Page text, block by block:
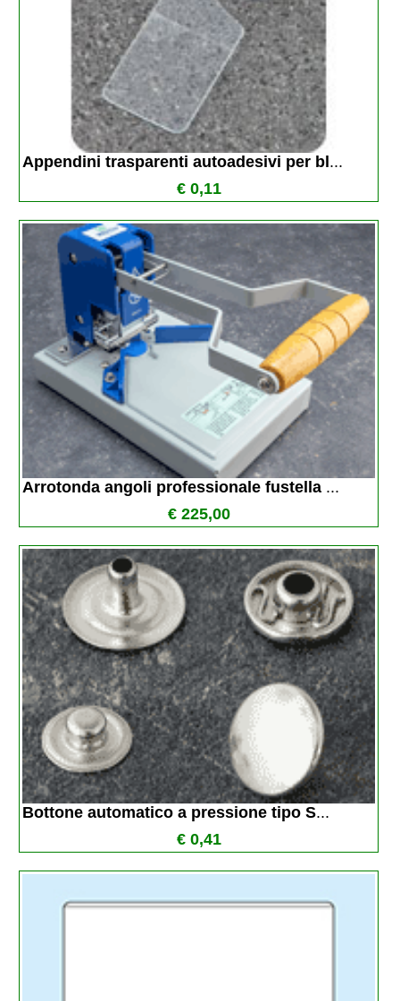
Appendini trasparenti autoadesivi per bl ...
€ 0,11
Arrotonda angoli professionale fustella ...
€ 225,00
Bottone automatico a pressione tipo S...
€ 0,41